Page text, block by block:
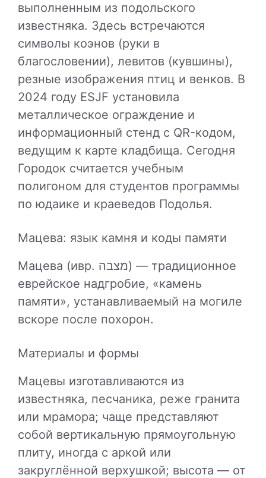
выполненным из подольского
известняка. Здесь встречаются
символы коэнов (руки в
благословении), левитов (кувшины),
резные изображения птиц и венков. В
2024 году ESJF установила
металлическое ограждение и
информационный стенд с QR-кодом,
ведущим к карте кладбища. Сегодня
Городок считается учебным
полигоном для студентов программы
по юдаике и краеведов Подолья.
Мацева: язык камня и коды памяти
Мацева (ивр. מצבה) — традиционное
еврейское надгробие, «камень
памяти», устанавливаемый на могиле
вскоре после похорон.
Материалы и формы
Мацевы изготавливаются из
известняка, песчаника, реже гранита
или мрамора; чаще представляют
собой вертикальную прямоугольную
плиту, иногда с аркой или
закруглённой верхушкой; высота — от